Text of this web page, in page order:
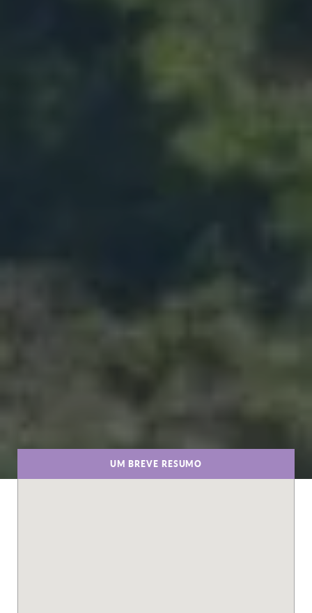
UM BREVE RESUMO